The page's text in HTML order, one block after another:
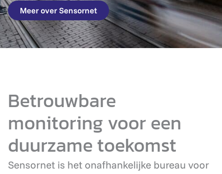
Meer over Sensornet
Betrouwbare
monitoring voor een
duurzame toekomst
Sensornet is het onafhankelijke bureau voor